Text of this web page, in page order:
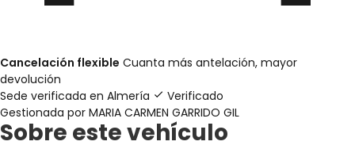
Cancelación flexible Cuanta más antelación, mayor
devolución
Sede verificada en Almería
Verificado
Gestionada por MARIA CARMEN GARRIDO GIL
Sobre este vehículo